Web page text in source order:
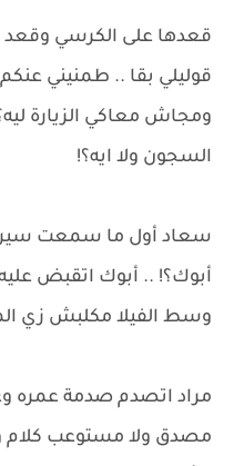
قعدها على الكرسي وقعد
قوليلي بقا .. طمنيني عنكم
ومجاش معاكي الزيارة
السجون ولا ايه؟!
سعاد أول ما سمعت
أبوك؟! .. أبوك اتقبض
وسط الفيلا مكلبش زي
مراد اتصدم صدمة
مصدق ولا مستوعب كلام